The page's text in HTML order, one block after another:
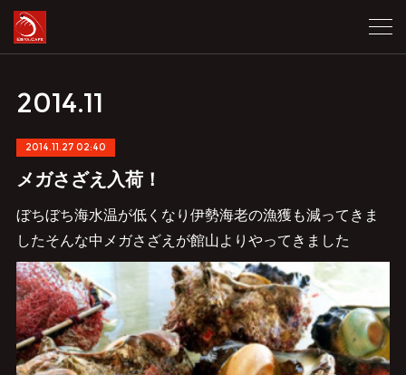
2014.11
2014.11.27 02:40
メガさざえ入荷！
ぼちぼち海水温が低くなり伊勢海老の漁獲も減ってきま
したそんな中メガさざえが館山よりやってきました